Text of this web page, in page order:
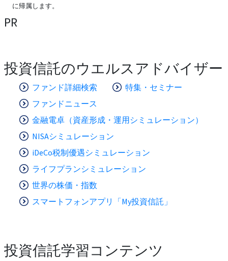
に帰属します。
PR
投資信託のウエルスアドバイザー
ファンド詳細検索
特集・セミナー
ファンドニュース
金融電卓（資産形成・運用シミュレーション）
NISAシミュレーション
iDeCo税制優遇シミュレーション
ライフプランシミュレーション
世界の株価・指数
スマートフォンアプリ「My投資信託」
投資信託学習コンテンツ